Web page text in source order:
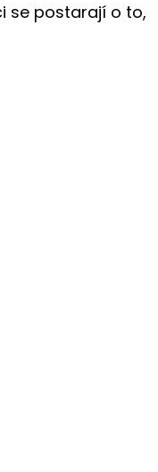
se postarají o to,